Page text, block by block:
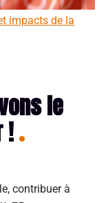
impacts de la
le
!
contribuer à